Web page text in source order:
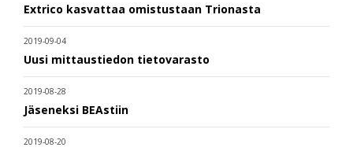
Extrico kasvattaa omistustaan Trionasta
2019-09-04
Uusi mittaustiedon tietovarasto
2019-08-28
Jäseneksi BEAstiin
2019-08-20